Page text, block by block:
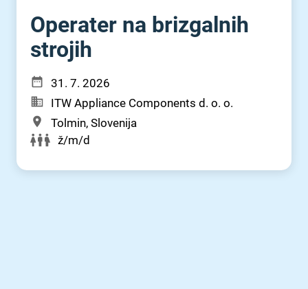
Operater na brizgalnih
strojih
31. 7. 2026
ITW Appliance Components d. o. o.
Tolmin, Slovenija
ž/m/d